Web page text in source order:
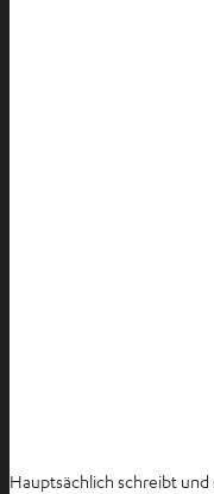
Hauptsächlich schreibt